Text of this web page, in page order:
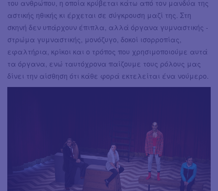
του ανθρώπου, η οποία κρύβεται κάτω από τον μανδύα της
αστικής ηθικής κι έρχεται σε σύγκρουση μαζί της. Στη
σκηνή δεν υπάρχουν έπιπλα, αλλά όργανα γυμναστικής -
στρώμα γυμναστικής, μονόζυγο, δοκοί ισορροπίας,
εφαλτήρια, κρίκοι και ο τρόπος που χρησιμοποιούμε αυτά
τα όργανα, ενώ ταυτόχρονα παίζουμε τους ρόλους μας
δίνει την αίσθηση ότι κάθε φορά εκτελείται ένα νούμερο.